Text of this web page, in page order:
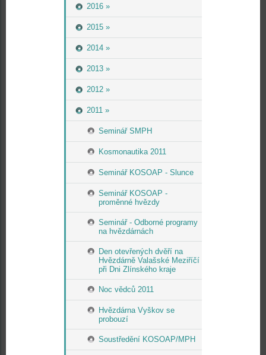
2016 »
2015 »
2014 »
2013 »
2012 »
2011 »
Seminář SMPH
Kosmonautika 2011
Seminář KOSOAP - Slunce
Seminář KOSOAP -
proměnné hvězdy
Seminář - Odborné programy
na hvězdárnách
Den otevřených dvěří na
Hvězdárně Valašské Meziříčí
při Dni Zlínského kraje
Noc vědců 2011
Hvězdárna Vyškov se
probouzí
Soustředění KOSOAP/MPH